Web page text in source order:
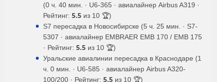
(0 ч. 40 мин. · U6-365 · авиалайнер Airbus A319 ·
Рейтинг: 5.5 из 10 🏆)
S7 пересадка в Новосибирске (5 ч. 25 мин. · S7-
5307 · авиалайнер EMBRAER EMB 170 / EMB 175
· Рейтинг: 5.5 из 10 🏆)
Уральские авиалинии пересадка в Краснодаре (1
ч. 0 мин. · U6-585 · авиалайнер Airbus A320-
100/200 · Рейтинг: 5.5 из 10 🏆)